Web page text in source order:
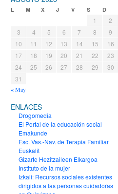
L M X J V S D
1
2
3
4 5 6 7 8
9
10
11 12 13 14 15
16
17
18 19 20 21 22
23
24
25 26 27 28 29
30
31
« May
ENLACES
Drogomedia
El Portal de la educación social
Emakunde
Esc. Vas.-Nav. de Terapia Familiar
Euskalit
Gizarte Hezitzaileen Elkargoa
Instituto de la mujer
Izkali: Recursos sociales existentes
dirigidos a las personas cuidadoras